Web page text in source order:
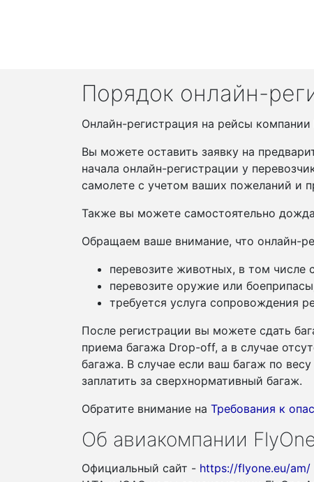
Порядок онлайн-
Онлайн-регистрация на рейсы компании
Вы можете оставить заявку на
начала онлайн-регистрации у
самолете с учетом ваших пожеланий и
Также вы можете самостоятельно
Обращаем ваше внимание, что онлайн-
перевозите животных, в том
перевозите оружие или
требуется услуга сопровождения
После регистрации вы можете сдать
приема багажа Drop-off, а в случае
багажа. В случае если ваш багаж по
заплатить за сверхнормативный багаж.
Обратите внимание на Требования к
Об авиакомпании
Официальный сайт - https://flyone.eu/am/